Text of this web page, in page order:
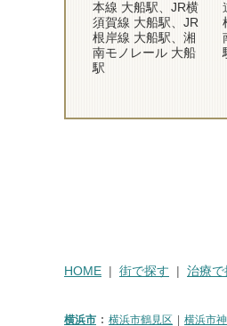
本線 大船駅、JR横
須賀線 大船駅、JR
根岸線 大船駅、湘
南モノレール 大船
駅
HOME 街で探す 治療で
横浜市 横浜市鶴見区 横浜市